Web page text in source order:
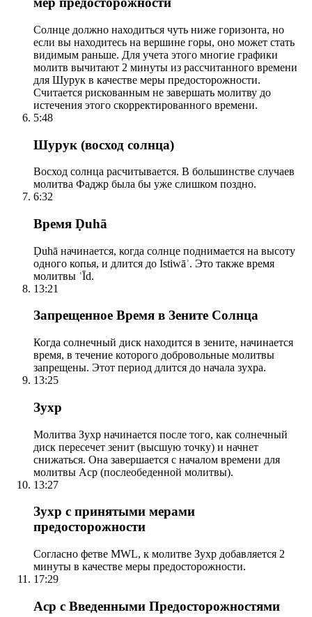
Солнце должно находиться чуть ниже горизонта, но
если вы находитесь на вершине горы, оно может стать
видимым раньше. Для учета этого многие графики
молитв вычитают 2 минуты из рассчитанного времени
для Шурук в качестве меры предосторожности.
Считается рискованным не завершать молитву до
истечения этого скорректированного времени.
5:48
Шурук (восход солнца)
Восход солнца расчитывается. В большинстве случаев
молитва Фаджр была бы уже слишком поздно.
6:32
Время Ḍuhā
Ḍuhā начинается, когда солнце поднимается на высоту
одного копья, и длится до Istiwāʾ. Это также время
молитвы ʿĪd.
13:21
Запрещенное Время в Зените Солнца
Когда солнечный диск находится в зените, начинается
время, в течение которого добровольные молитвы
запрещены. Этот период длится до начала зухра.
13:25
Зухр
Молитва Зухр начинается после того, как солнечный
диск пересечет зенит (высшую точку) и начнет
снижаться. Она завершается с началом времени для
молитвы Аср (послеобеденной молитвы).
13:27
Зухр с принятыми мерами
предосторожности
Согласно фетве MWL, к молитве Зухр добавляется 2
минуты в качестве меры предосторожности.
17:29
Аср с Введенными Предосторожностями